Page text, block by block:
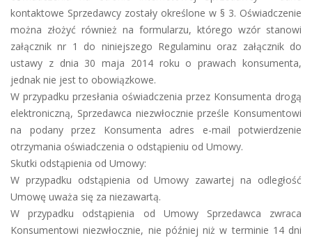
kontaktowe Sprzedawcy zostały określone w § 3. Oświadczenie
można złożyć również na formularzu, którego wzór stanowi
załącznik nr 1 do niniejszego Regulaminu oraz załącznik do
ustawy z dnia 30 maja 2014 roku o prawach konsumenta,
jednak nie jest to obowiązkowe.
W przypadku przesłania oświadczenia przez Konsumenta drogą
elektroniczną, Sprzedawca niezwłocznie prześle Konsumentowi
na podany przez Konsumenta adres e-mail potwierdzenie
otrzymania oświadczenia o odstąpieniu od Umowy.
Skutki odstąpienia od Umowy:
W przypadku odstąpienia od Umowy zawartej na odległość
Umowę uważa się za niezawartą.
W przypadku odstąpienia od Umowy Sprzedawca zwraca
Konsumentowi niezwłocznie, nie później niż w terminie 14 dni